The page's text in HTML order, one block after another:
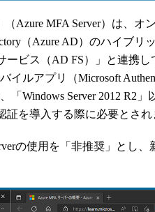
（Azure MFA Server）は、オ
（Azure AD）のハイブリ
ービス（AD FS）」と連携し
ルアプリ（Microsoft
Windows Server 2012 R2」
を導入する際に必要とされ
の使用を「非推奨」とし、